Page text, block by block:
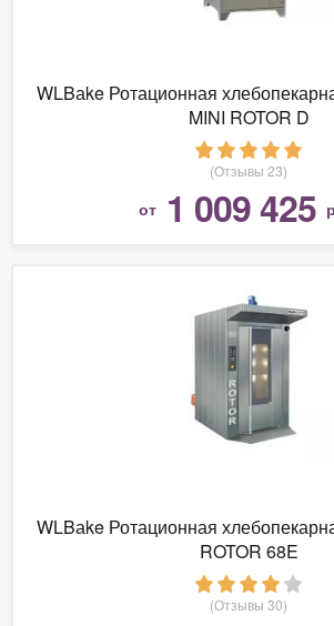
WLBаke Ротационная
MINI ROTOR D
(Отзывы 23)
от 1 009 425
WLBаke Ротационная
ROTOR 68E
(Отзывы 30)